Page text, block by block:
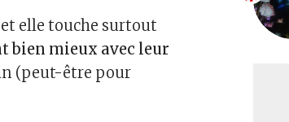
et elle touche surtout
bien mieux avec leur
(peut-être pour